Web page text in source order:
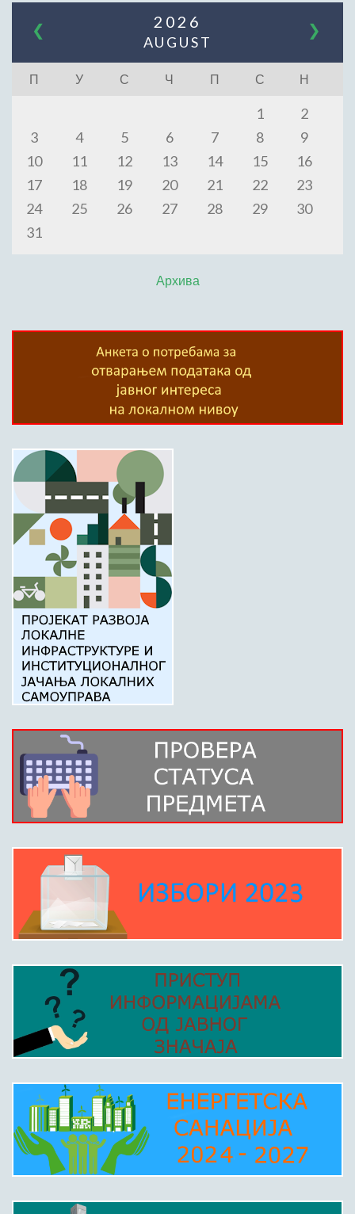
❮ ❯
2026
AUGUST
П У С Ч П С Н
1
2
3
4 5 6 7 8
9
10
11 12 13 14 15
16
17
18 19 20 21 22
23
24
25 26 27 28 29
30
31
Архива